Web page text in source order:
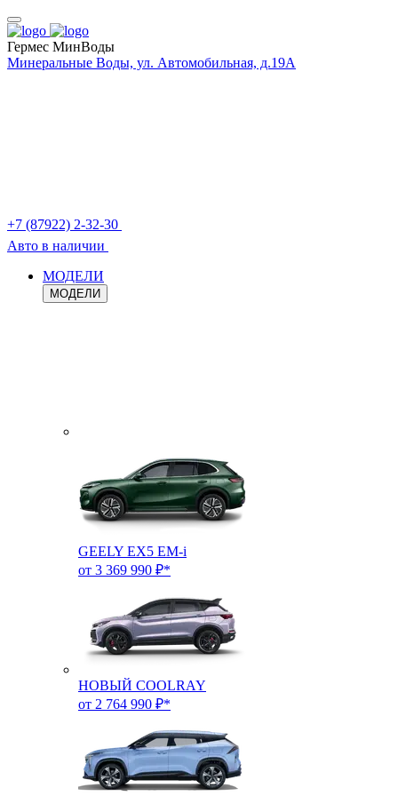
Гермес МинВоды
Минеральные Воды, ул. Автомобильная, д.19А
+7 (87922) 2-32-30
Авто в наличии
МОДЕЛИ
МОДЕЛИ
GEELY EX5 EM-i
от 3 369 990 ₽*
НОВЫЙ COOLRAY
от 2 764 990 ₽*